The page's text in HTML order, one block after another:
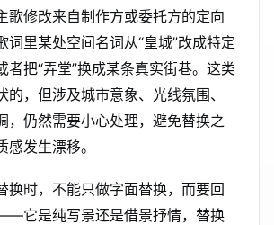
歌修改来自制作方或委托方的定向
词里某处空间名词从“皇城”改成特定
者把“弄堂”换成某条真实街巷。这类
的，但涉及城市意象、光线氛围、
，仍然需要小心处理，避免替换之
发生漂移。
换时，不能只做字面替换，而要回
它是纯写景还是借景抒情，替换